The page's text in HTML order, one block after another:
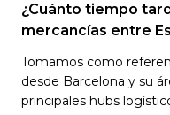
¿Cuánto tiempo
mercancías entre
Tomamos como
desde Barcelona y su
principales hubs